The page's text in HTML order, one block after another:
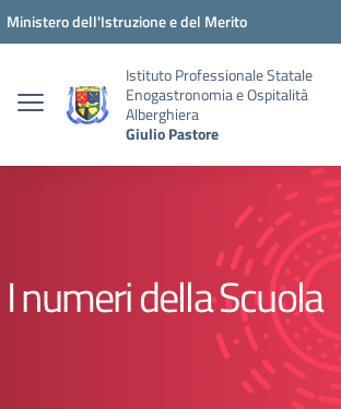
Vai ai contenuti
Vai al menu di navigazione
Vai al footer
Ministero dell'Istruzione e del Merito
Istituto Professionale Statale
Enogastronomia e Ospitalità
Alberghiera
Giulio Pastore
I numeri della Scuola